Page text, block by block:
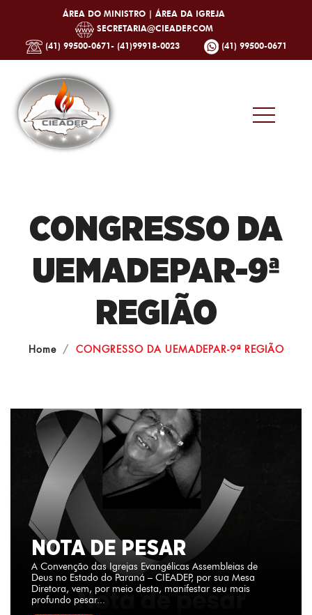
ÁREA DO MINISTRO | ÁREA DA IGREJA
SECRETARIA@CIEADEP.COM
(41) 99500-0671- (41)99918-0023
(41) 99500-0671
CONGRESSO DA
UEMADEPAR-9ª
REGIÃO
Home CONGRESSO DA UEMADEPAR-9ª REGIÃO
NOTA DE PESAR
A Convenção das Igrejas Evangélicas Assembleias de
Deus no Estado do Paraná – CIEADEP, por sua Mesa
Diretora, vem, por meio desta, manifestar seu mais
profundo pesar...